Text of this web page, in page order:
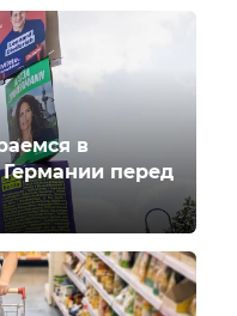
в
Германии перед